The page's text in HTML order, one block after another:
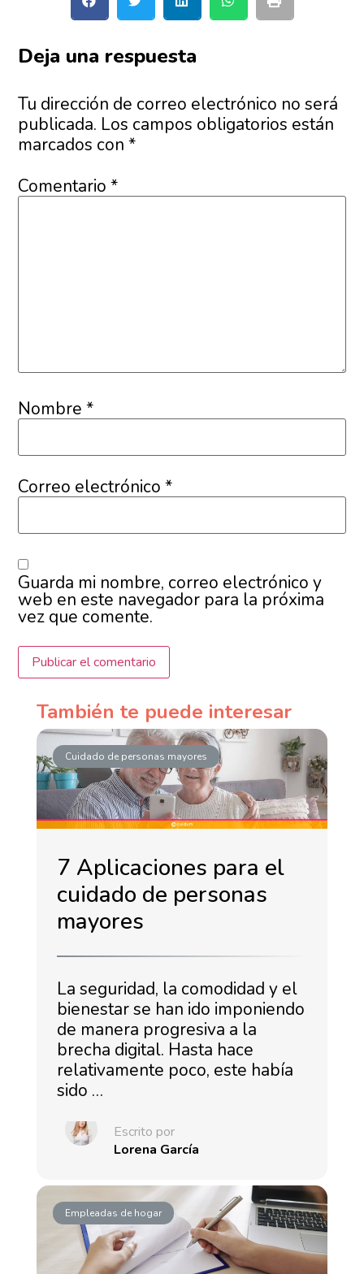
Deja una respuesta
Tu dirección de correo electrónico no será
publicada. Los campos obligatorios están
marcados con*
Comentario*
Nombre*
Correo electrónico*
Guarda mi nombre, correo electrónico y
web en este navegador para la próxima
vez que comente.
También te puede interesar
Cuidado de personas mayores
7 Aplicaciones para el
cuidado de personas
mayores
La seguridad, la comodidad y el
bienestar se han ido imponiendo
de manera progresiva a la
brecha digital. Hasta hace
relativamente poco, este había
sido …
Escrito por
Lorena García
Empleadas de hogar